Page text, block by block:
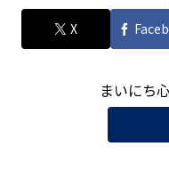
X
まいにち